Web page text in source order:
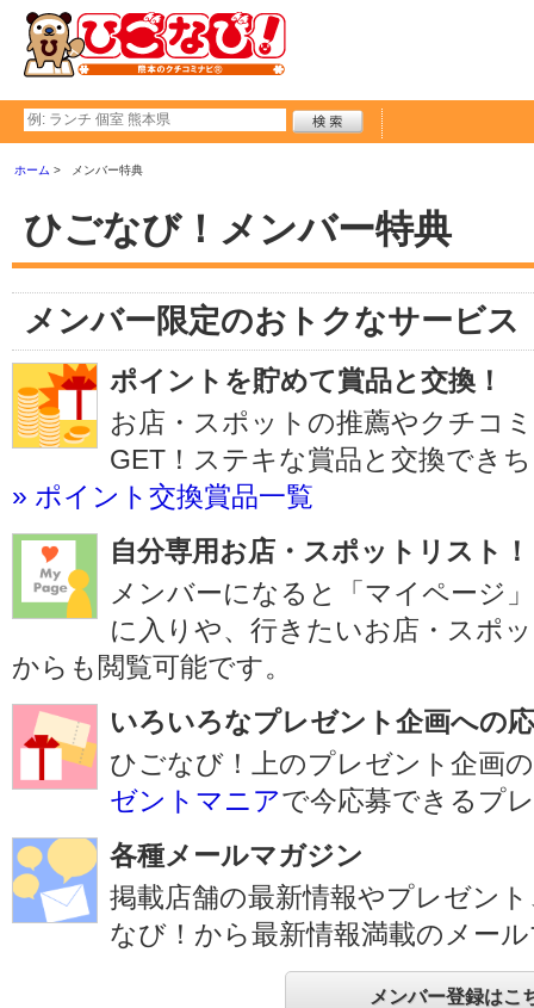
ホーム メンバー特典
ひごなび！メンバー特典
メンバー限定のおトクなサービス
ポイントを貯めて賞品と交換！
お店・スポットの推薦やクチコ
GET！ステキな賞品と交換でき
» ポイント交換賞品一覧
自分専用お店・スポットリスト！
メンバーになると「マイページ
に入りや、行きたいお店・スポ
からも閲覧可能です。
いろいろなプレゼント企画への
ひごなび！上のプレゼント企画
ゼントマニアで今応募できるプ
各種メールマガジン
掲載店舗の最新情報やプレゼン
なび！から最新情報満載のメー
メンバー登録はこ